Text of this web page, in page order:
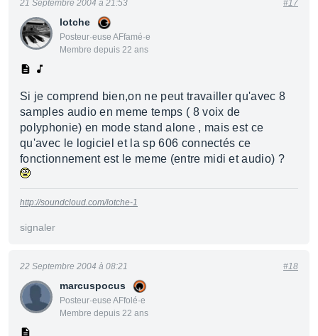
lotche
Posteur·euse AFfamé·e
Membre depuis 22 ans
21 Septembre 2004 à 21:53 #17
Si je comprend bien,on ne peut travailler qu'avec 8
samples audio en meme temps ( 8 voix de
polyphonie) en mode stand alone , mais est ce
qu'avec le logiciel et la sp 606 connectés ce
fonctionnement est le meme (entre midi et audio) ?
http://soundcloud.com/lotche-1
signaler
marcuspocus
Posteur·euse AFfolé·e
Membre depuis 22 ans
22 Septembre 2004 à 08:21 #18